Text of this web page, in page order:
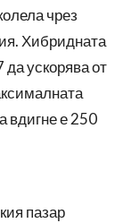
чрез
Хибридната
ускорява от
вдигне е 250
пазар